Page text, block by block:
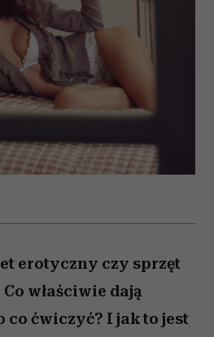
erotyczny czy sprzęt
właściwie dają
ćwiczyć? I jak to jest